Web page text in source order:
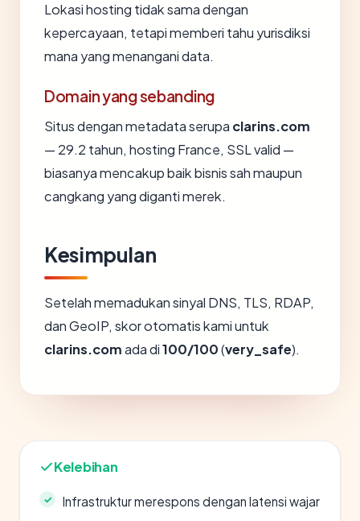
Lokasi hosting tidak sama dengan
kepercayaan, tetapi memberi tahu yurisdiksi
mana yang menangani data.
Domain yang sebanding
Situs dengan metadata serupa clarins.com
— 29.2 tahun, hosting France, SSL valid —
biasanya mencakup baik bisnis sah maupun
cangkang yang diganti merek.
Kesimpulan
Setelah memadukan sinyal DNS, TLS, RDAP,
dan GeoIP, skor otomatis kami untuk
clarins.comada di100/100(very_safe).
Kelebihan
Infrastruktur merespons dengan latensi wajar